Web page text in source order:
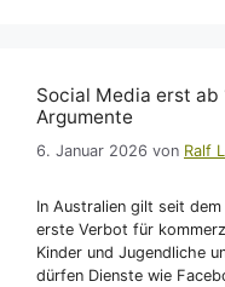
Social Media erst
Argumente
6. Januar 2026 von Ralf
In Australien gilt seit
erste Verbot für
Kinder und Jugendliche
dürfen Dienste wie